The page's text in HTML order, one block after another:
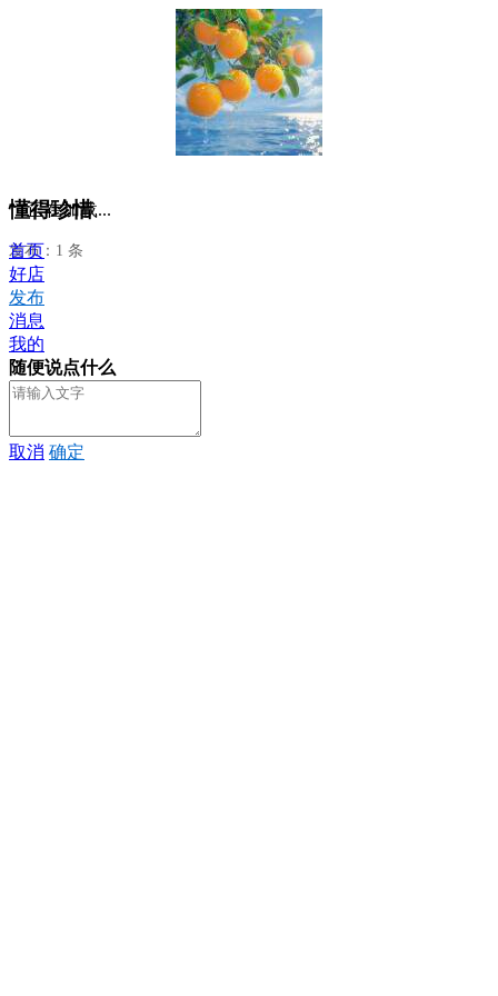
懂得珍惜
发布：1 条
正在加载...
首页
好店
发布
消息
我的
随便说点什么
取消 确定